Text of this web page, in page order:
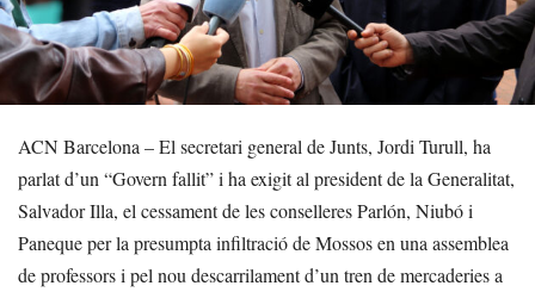
ACN Barcelona – El secretari general de Junts, Jordi Turull, ha
parlat d’un “Govern fallit” i ha exigit al president de la Generalitat,
Salvador Illa, el cessament de les conselleres Parlón, Niubó i
Paneque per la presumpta infiltració de Mossos en una assemblea
de professors i pel nou descarrilament d’un tren de mercaderies a